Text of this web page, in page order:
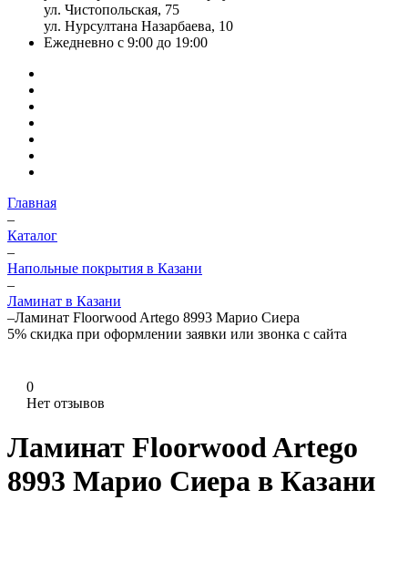
ул. Чистопольская, 75
ул. Нурсултана Назарбаева, 10
Ежедневно с 9:00 до 19:00
Главная
–
Каталог
–
Напольные покрытия в Казани
–
Ламинат в Казани
–Ламинат Floorwood Artego 8993 Марио Сиера
5% скидка при оформлении заявки или звонка с сайта
0
Нет отзывов
Ламинат Floorwood Artego
8993 Марио Сиера в Казани